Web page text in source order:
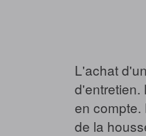
L'achat
d'entretien.
en compte.
de la